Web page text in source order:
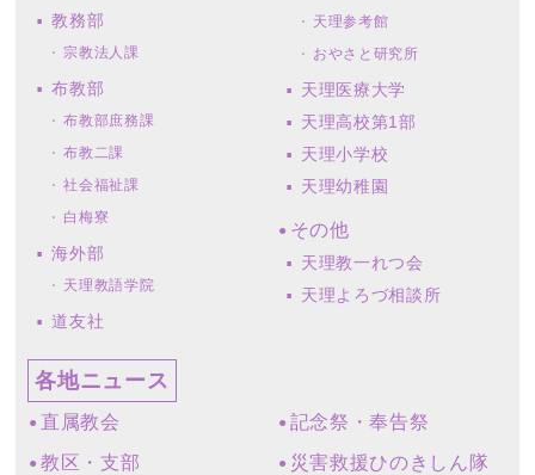
教務部
宗教法人課
布教部
布教部庶務課
布教二課
社会福祉課
白梅寮
海外部
天理教語学院
道友社
天理参考館
おやさと研究所
天理医療大学
天理高校第1部
天理小学校
天理幼稚園
その他
天理教一れつ会
天理よろづ相談所
各地ニュース
直属教会
教区・支部
記念祭・奉告祭
災害救援ひのきしん隊